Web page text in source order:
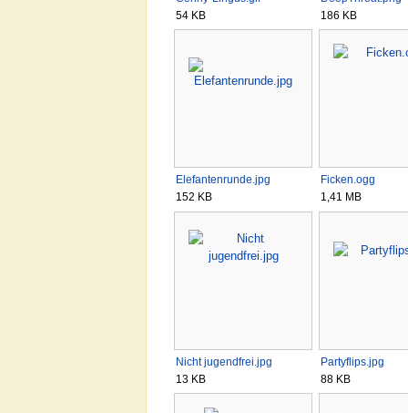
54 KB
186 KB
Elefantenrunde.jpg
152 KB
Ficken.ogg
1,41 MB
Nicht jugendfrei.jpg
13 KB
Partyflips.jpg
88 KB